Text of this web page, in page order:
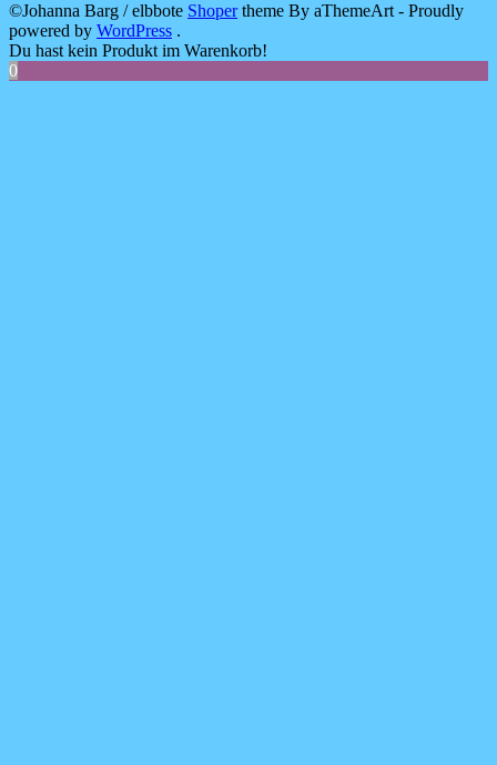
©Johanna Barg / elbbote Shopertheme By aThemeArt - Proudly
powered by WordPress .
Du hast kein Produkt im Warenkorb!
0